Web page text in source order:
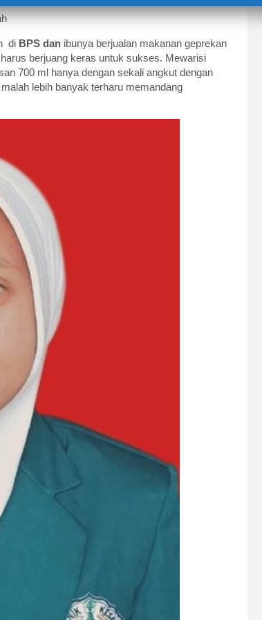
di BPS dan ibunya berjualan makanan geprekan
berjuang keras untuk sukses. Mewarisi
700 ml hanya dengan sekali angkut dengan
lebih banyak terharu memandang